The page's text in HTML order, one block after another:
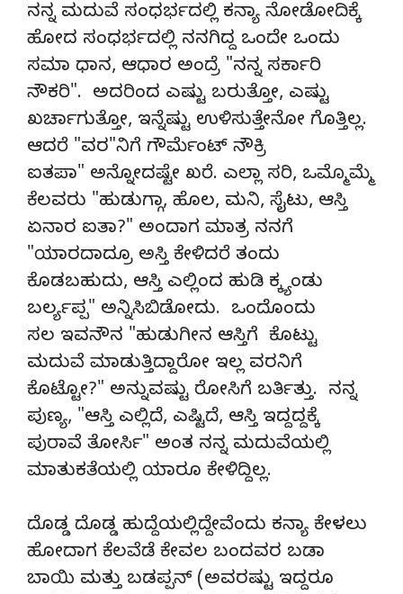
ನನ್ನ ಮದುವೆ ಸಂಧರ್ಭದಲ್ಲಿ ಕನ್ಯಾ ನೋಡೋದಿಕ್ಕೆ
ಹೋದ ಸಂಧರ್ಭದಲ್ಲಿ ನನಗಿದ್ದ ಒಂದೇ ಒಂದು
ಸಮಾ ಧಾನ, ಆಧಾರ ಅಂದ್ರೆ "ನನ್ನ ಸರ್ಕಾರಿ
ನೌಕರಿ". ಅದರಿಂದ ಎಷ್ಟು ಬರುತ್ತೋ, ಎಷ್ಟು
ಖರ್ಚಾಗುತ್ತೋ, ಇನ್ನೆಷ್ಟು ಉಳಿಸುತ್ತೇನೋ ಗೊತ್ತಿಲ್ಲ.
ಆದರೆ "ವರ"ನಿಗೆ ಗೌರ್ಮೆಂಟ್ ನೌಕ್ರಿ
ಐತಪಾ" ಅನ್ನೋದಷ್ಟೇ ಖರೆ. ಎಲ್ಲಾ ಸರಿ, ಒಮ್ಮೊಮ್ಮೆ
ಕೆಲವರು "ಹುಡುಗ್ಗಾ, ಹೊಲ, ಮನಿ, ಸೈಟು, ಆಸ್ತಿ
ಏನಾರ ಐತಾ?" ಅಂದಾಗ ಮಾತ್ರ ನನಗೆ
"ಯಾರದಾದ್ರೂ ಅಸ್ತಿ ಕೇಳಿದರೆ ತಂದು
ಕೊಡಬಹುದು, ಆಸ್ತಿ ಎಲ್ಲಿಂದ ಹುಡಿ ಕ್ಕ್ಯಂಡು
ಬರ್ಲ್ಯಪ್ಪ" ಅನ್ನಿಸಿಬಿಡೋದು. ಒಂದೊಂದು
ಸಲ ಇವನೌನ "ಹುಡುಗೀನ ಆಸ್ತಿಗೆ ಕೊಟ್ಟು
ಮದುವೆ ಮಾಡುತ್ತಿದ್ದಾರೋ ಇಲ್ಲ ವರನಿಗೆ
ಕೊಟ್ಟೋ?" ಅನ್ನುವಷ್ಟು ರೋಸಿಗೆ ಬರ್ತಿತ್ತು. ನನ್ನ
ಪುಣ್ಯ, "ಆಸ್ತಿ ಎಲ್ಲಿದೆ, ಎಷ್ಟಿದೆ, ಆಸ್ತಿ ಇದ್ದದ್ದಕ್ಕೆ
ಪುರಾವೆ ತೋರ್ಸಿ" ಅಂತ ನನ್ನ ಮದುವೆಯಲ್ಲಿ
ಮಾತುಕತೆಯಲ್ಲಿ ಯಾರೂ ಕೇಳಿದ್ದಿಲ್ಲ.
ದೊಡ್ಡ ದೊಡ್ಡ ಹುದ್ದೆಯಲ್ಲಿದ್ದೇವೆಂದು ಕನ್ಯಾ ಕೇಳಲು
ಹೋದಾಗ ಕೆಲವೆಡೆ ಕೇವಲ ಬಂದವರ ಬಡಾ
ಬಾಯಿ ಮತ್ತು ಬಡಪ್ಪನ್ (ಅವರಷ್ಟು ಇದ್ದರೂ